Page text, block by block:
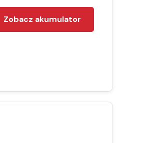
Zobacz akumulator